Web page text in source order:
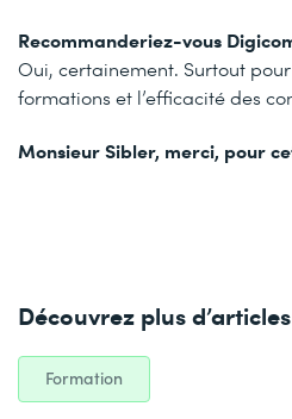
Recommanderiez-vous
Oui, certainement. Surtout
formations et l’efficacité des
Monsieur Sibler, merci, pour
Découvrez plus
Formation